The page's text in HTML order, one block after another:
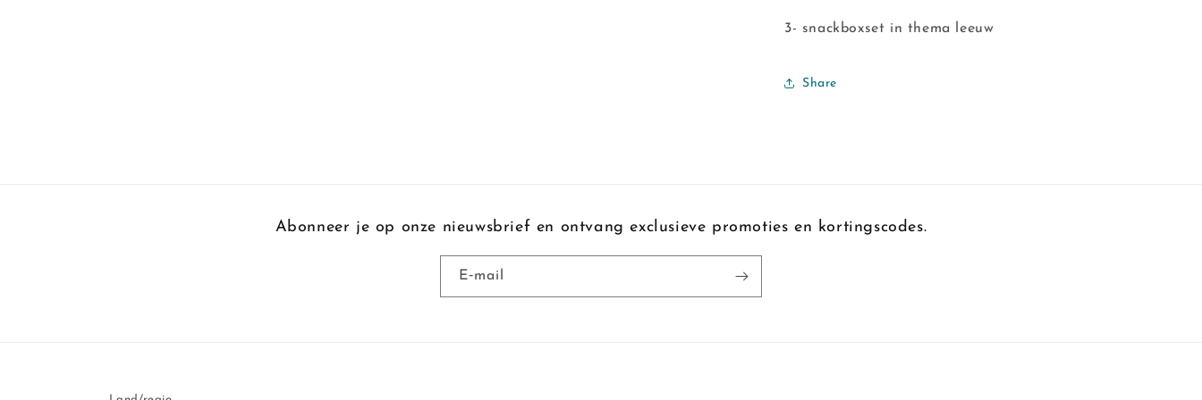
3- snackboxset in thema leeuw
Share
Abonneer je op onze nieuwsbrief en ontvang exclusieve promoties en kortingscodes.
E‑mail